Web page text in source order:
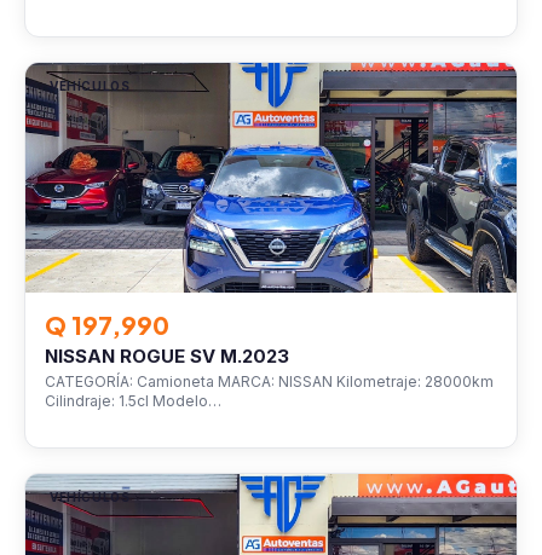
VEHÍCULOS
Q 197,990
NISSAN ROGUE SV M.2023
CATEGORÍA: Camioneta MARCA: NISSAN Kilometraje: 28000km
Cilindraje: 1.5cl Modelo…
VEHÍCULOS